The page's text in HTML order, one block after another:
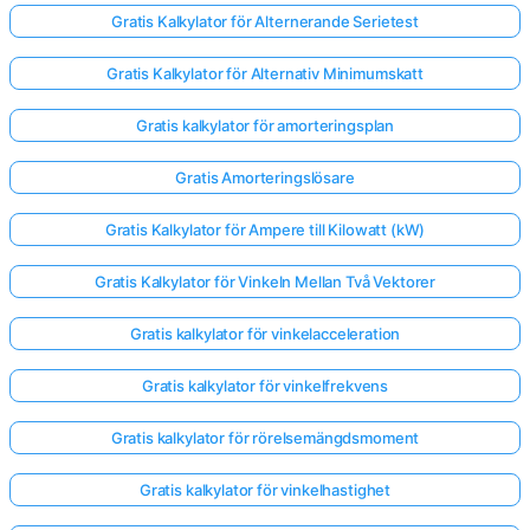
Gratis Kalkylator för Alternerande Serietest
Gratis Kalkylator för Alternativ Minimumskatt
Gratis kalkylator för amorteringsplan
Gratis Amorteringslösare
Gratis Kalkylator för Ampere till Kilowatt (kW)
Gratis Kalkylator för Vinkeln Mellan Två Vektorer
Gratis kalkylator för vinkelacceleration
Gratis kalkylator för vinkelfrekvens
Gratis kalkylator för rörelsemängdsmoment
Gratis kalkylator för vinkelhastighet